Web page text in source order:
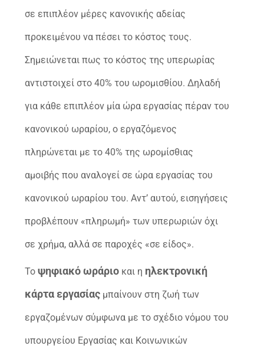
σε επιπλέον μέρες κανονικής αδείας
προκειμένου να πέσει το κόστος τους.
Σημειώνεται πως το κόστος της υπερωρίας
αντιστοιχεί στο 40% του ωρομισθίου. Δηλαδή
για κάθε επιπλέον μία ώρα εργασίας πέραν του
κανονικού ωραρίου, ο εργαζόμενος
πληρώνεται με το 40% της ωρομίσθιας
αμοιβής που αναλογεί σε ώρα εργασίας του
κανονικού ωραρίου του. Αντ’ αυτού, εισηγήσεις
προβλέπουν «πληρωμή» των υπερωριών όχι
σε χρήμα, αλλά σε παροχές «σε είδος».
Τοψηφιακό ωράριο και η ηλεκτρονική
κάρτα εργασίας μπαίνουν στη ζωή των
εργαζομένων σύμφωνα με το σχέδιο νόμου του
υπουργείου Εργασίας και Κοινωνικών